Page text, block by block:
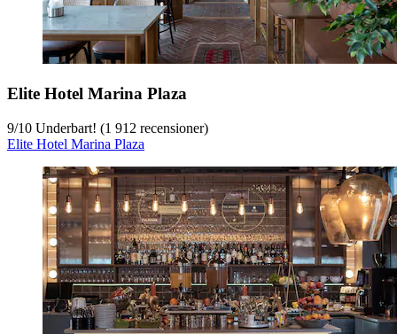
Elite Hotel Marina Plaza
9/10 Underbart! (1 912 recensioner)
Elite Hotel Marina Plaza